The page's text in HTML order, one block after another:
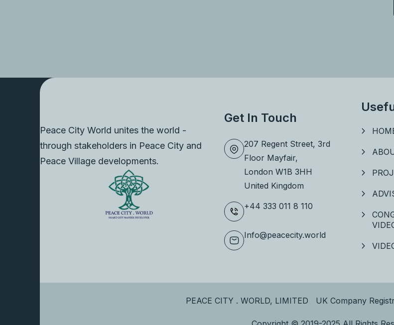
Peace City World unites the world -
through stakeholders in Peace City and
Peace Village developments.
Get In Touch
207 Regent Street, 3rd
Floor Mayfair,
London W1B 3HH
United Kingdom
+44 333 011 8 110
Info@peacecity.world
PEACE CITY . WORLD, LIMITED UK Company